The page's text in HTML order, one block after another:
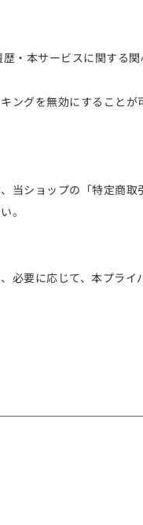
・本サービスに関する
ングを無効にすることが
当ショップの「特定商取
。
必要に応じて、本プライ